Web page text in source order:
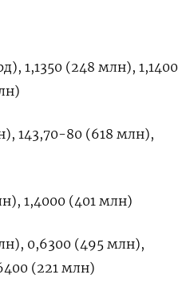
1,1350 (248 млн), 1,1400
143,70-80 (618 млн),
1,4000 (401 млн)
0,6300 (495 млн),
(221 млн)